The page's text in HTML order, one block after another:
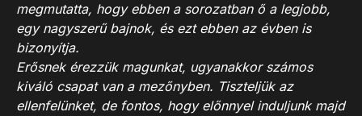
megmutatta, hogy ebben a sorozatban ő a legjobb,
egy nagyszerű bajnok, és ezt ebben az évben is
bizonyítja.
Erősnek érezzük magunkat, ugyanakkor számos
kiváló csapat van a mezőnyben. Tiszteljük az
ellenfelünket, de fontos, hogy előnnyel induljunk majd